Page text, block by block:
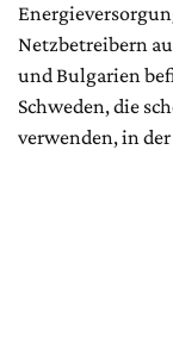
Netzbetreibern
und Bulgarien
Schweden, die
verwenden, in